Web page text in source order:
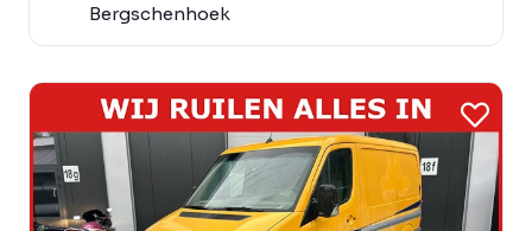
Bergschenhoek